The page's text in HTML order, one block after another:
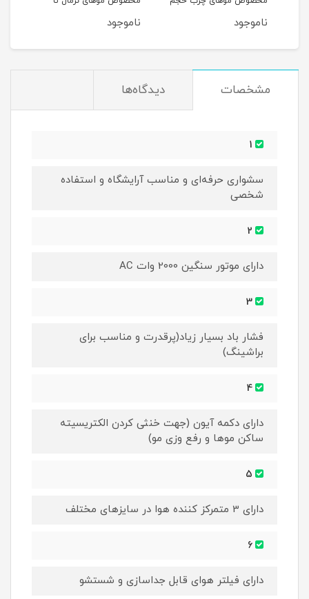
250ML
ناموجود
خشک حجم 250ML
ناموجود
مشخصات دیدگاه‌ها
سشواری حرفه‌ای و مناسب آرایشگاه و استفاده
شخصی
دارای موتور سنگین 2000 وات AC
فشار باد بسیار زیاد(پرقدرت و مناسب برای
براشینگ)
دارای دکمه آیون (جهت خنثی کردن الکتریسیته
ساکن موها و رفع وزی مو)
دارای 3 متمرکز کننده هوا در سایزهای مختلف
دارای فیلتر هوای قابل جداسازی و شستشو